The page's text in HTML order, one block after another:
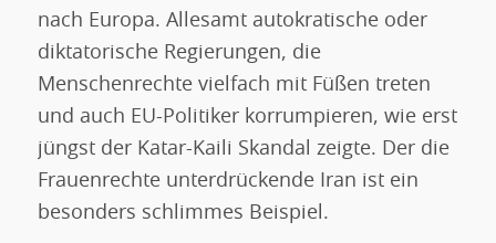
nach Europa. Allesamt autokratische oder
diktatorische Regierungen, die
Menschenrechte vielfach mit Füßen treten
und auch EU-Politiker korrumpieren, wie erst
jüngst der Katar-Kaili Skandal zeigte. Der die
Frauenrechte unterdrückende Iran ist ein
besonders schlimmes Beispiel.